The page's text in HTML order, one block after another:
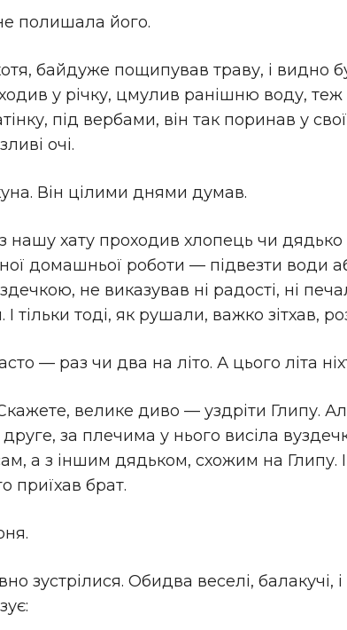
полишала його.
байдуже пощипував траву, і видно
у річку, цмулив ранішню воду,
під вербами, він так поринав у
очі.
Він цілими днями думав.
хату проходив хлопець чи дядько
домашньої роботи — підвезти води
не виказував ні радості, ні
тільки тоді, як рушали, важко зітхав,
— раз чи два на літо. А цього літа
велике диво — уздріти Глипу.
за плечима у нього висіла
а з іншим дядьком, схожим на Глипу.
приїхав брат.
зустрілися. Обидва веселі, балакучі,